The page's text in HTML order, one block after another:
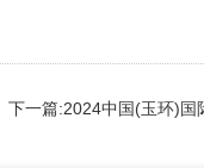
下一篇:2024中国(玉环)国